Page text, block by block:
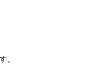
。